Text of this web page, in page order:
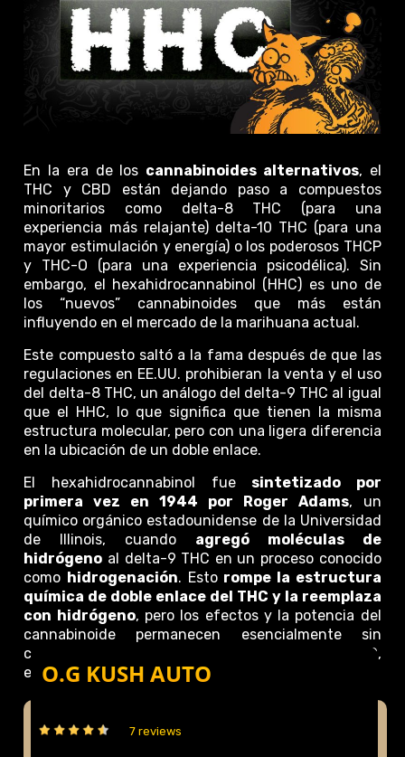
En la era de los cannabinoides alternativos, el
THC y CBD están dejando paso a compuestos
minoritarios como delta-8 THC (para una
experiencia más relajante) delta-10 THC (para una
mayor estimulación y energía) o los poderosos THCP
y THC-O (para una experiencia psicodélica). Sin
embargo, el hexahidrocannabinol (HHC) es uno de
los “nuevos” cannabinoides que más están
influyendo en el mercado de la marihuana actual.
Este compuesto saltó a la fama después de que las
regulaciones en EE.UU. prohibieran la venta y el uso
del delta-8 THC, un análogo del delta-9 THC al igual
que el HHC, lo que significa que tienen la misma
estructura molecular, pero con una ligera diferencia
en la ubicación de un doble enlace.
El hexahidrocannabinol fue sintetizado por
primera vez en 1944 por Roger Adams, un
químico orgánico estadounidense de la Universidad
de Illinois, cuando agregó moléculas de
hidrógeno al delta-9 THC en un proceso conocido
como hidrogenación. Esto rompe la estructura
química de doble enlace del THC y la reemplaza
con hidrógeno, pero los efectos y la potencia del
cannabinoide permanecen esencialmente sin
cambios. Por tanto, el hexahidrocannabinol, o HHC,
esuna forma hidrogenada de THC
O.G KUSH AUTO
7 reviews